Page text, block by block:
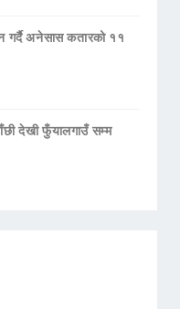
गर्दै अनेसास कतारको ११
देखी फुँयालगाउँ सम्म